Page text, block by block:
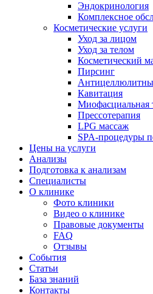
Эндокринология
Комплексное
Косметические услуги
Уход за лицом
Уход за телом
Косметический
Пирсинг
Кавитация
Миофасциальная
Прессотерапия
LPG массаж
SPA-процедуры
Цены на услуги
Анализы
Подготовка к анализам
Специалисты
О клинике
Фото клиники
Видео о клинике
Правовые документы
FAQ
Отзывы
События
Статьи
База знаний
Контакты